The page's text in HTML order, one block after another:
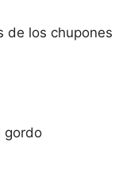
de los chupones
gordo